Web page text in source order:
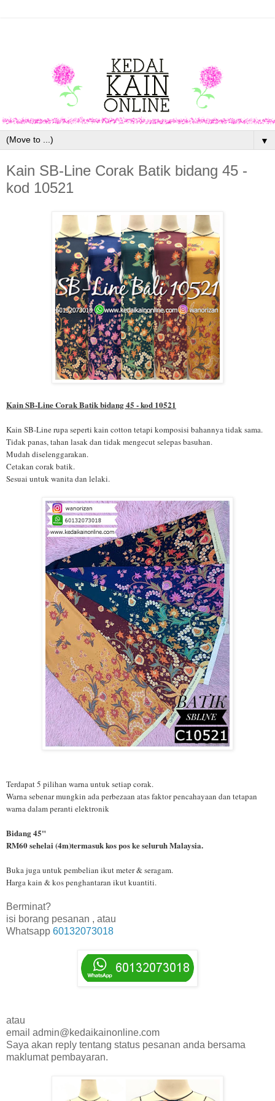
▼
Kain SB-Line Corak Batik bidang 45 -
kod 10521
Kain SB-Line Corak Batik bidang 45 - kod 10521
Kain SB-Line rupa seperti kain cotton tetapi komposisi bahannya tidak sama.
Tidak panas, tahan lasak dan tidak mengecut selepas basuhan.
Mudah diselenggarakan.
Cetakan corak batik.
Sesuai untuk wanita dan lelaki.
Terdapat 5 pilihan warna untuk setiap corak.
Warna sebenar mungkin ada perbezaan atas faktor pencahayaan dan tetapan
warna dalam peranti elektronik
Bidang 45"
RM60 sehelai (4m)termasuk kos pos ke seluruh Malaysia.
Buka juga untuk pembelian ikut meter & seragam.
Harga kain & kos penghantaran ikut kuantiti.
Berminat?
isi borang pesanan , atau
Whatsapp 60132073018
atau
email admin@kedaikainonline.com
Saya akan reply tentang status pesanan anda bersama
maklumat pembayaran.